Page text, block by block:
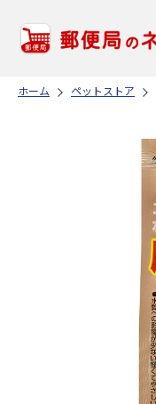
ホーム ペットストア